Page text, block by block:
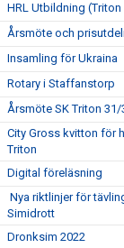
HRL Utbildning
Årsmöte och
Insamling för Ukraina
Rotary i Staffanstorp
Årsmöte SK Triton 31/
City Gross kvitton för
Triton
Digital föreläsning
Nya riktlinjer för
Simidrott
Dronksim 2022